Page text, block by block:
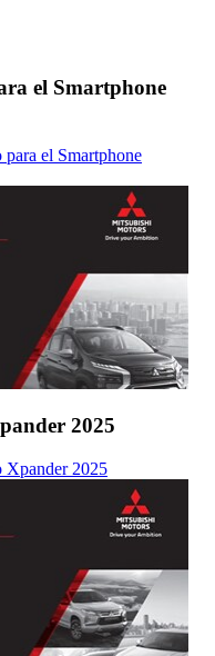
el Smartphone
el Smartphone
2025
Xpander 2025